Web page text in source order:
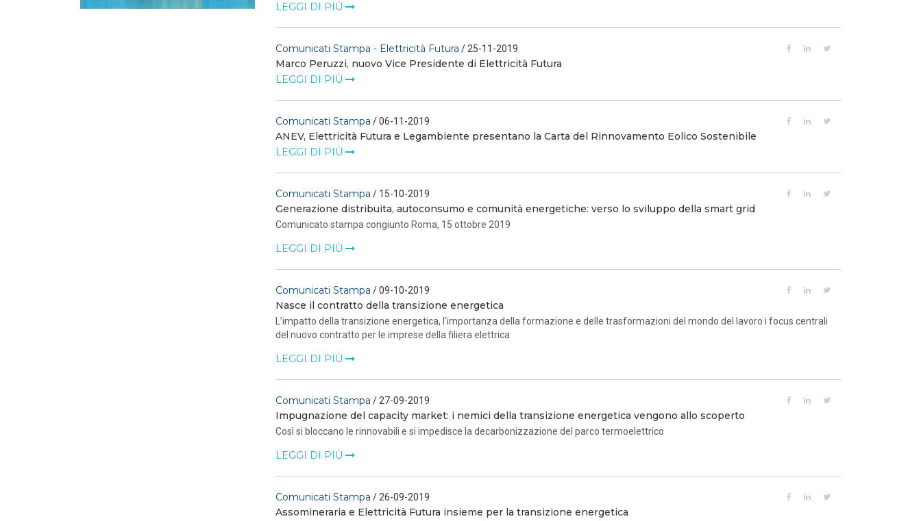
LEGGI DI PIÙ
Comunicati Stampa - Elettricità Futura / 25-11-2019
Marco Peruzzi, nuovo Vice Presidente di Elettricità Futura
LEGGI DI PIÙ
Comunicati Stampa / 06-11-2019
ANEV, Elettricità Futura e Legambiente presentano la Carta del Rinnovamento Eolico Sostenibile
LEGGI DI PIÙ
Comunicati Stampa / 15-10-2019
Generazione distribuita, autoconsumo e comunità energetiche: verso lo sviluppo della smart grid
Comunicato stampa congiunto Roma, 15 ottobre 2019
LEGGI DI PIÙ
Comunicati Stampa / 09-10-2019
Nasce il contratto della transizione energetica
L’impatto della transizione energetica, l'importanza della formazione e delle trasformazioni del mondo del lavoro i focus centrali
del nuovo contratto per le imprese della filiera elettrica
LEGGI DI PIÙ
Comunicati Stampa / 27-09-2019
Impugnazione del capacity market: i nemici della transizione energetica vengono allo scoperto
Così si bloccano le rinnovabili e si impedisce la decarbonizzazione del parco termoelettrico
LEGGI DI PIÙ
Comunicati Stampa / 26-09-2019
Assomineraria e Elettricità Futura insieme per la transizione energetica